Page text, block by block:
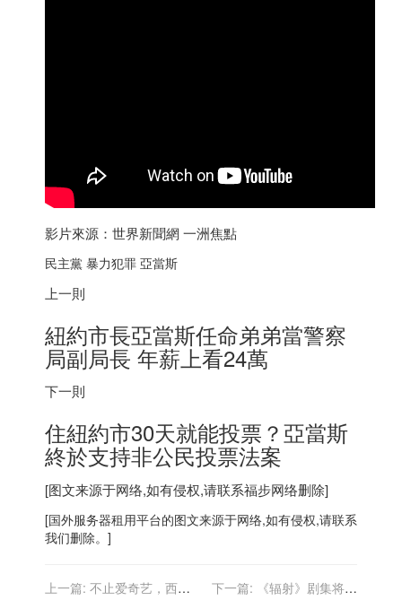
影片來源：世界新聞網 一洲焦點
民主黨 暴力犯罪 亞當斯
上一則
紐約市長亞當斯任命弟弟當警察
局副局長 年薪上看24萬
下一則
住紐約市30天就能投票？亞當斯
終於支持非公民投票法案
[图文来源于网络,如有侵权,请联系福步网络删除]
[国外服务器租用平台的图文来源于网络,如有侵权,请联系
我们删除。]
上一篇: 不止爱奇艺，西
下一篇:
《辐射》剧集将于